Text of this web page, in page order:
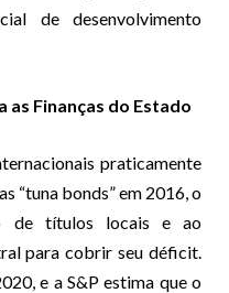
de desenvolvimento
Finanças do Estado
praticamente
“tuna bonds” em 2016, o
de títulos locais e ao
para cobrir seu déficit.
e a S&P estima que o